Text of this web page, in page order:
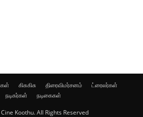
கிசுகிசு திரைவிமர்சனம்
ட்ரைலர்கள்
நடிகர்கள்
நடிகைகள்
Koothu. All Rights Reserved